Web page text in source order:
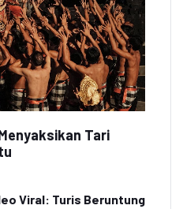
Tari
Viral: Turis Beruntung